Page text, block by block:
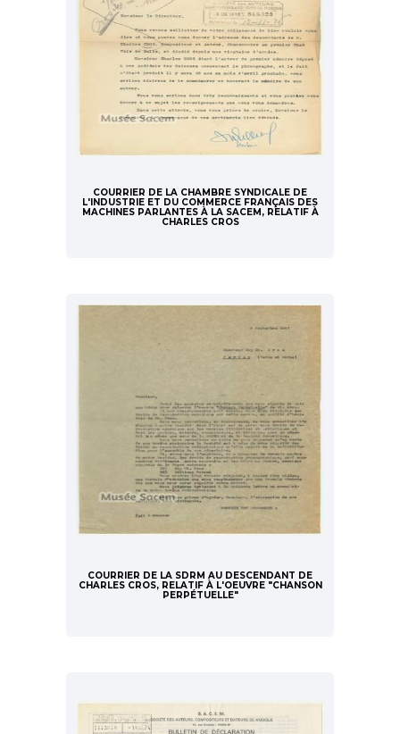
COURRIER DE LA CHAMBRE SYNDICALE DE
L'INDUSTRIE ET DU COMMERCE FRANÇAIS DES
MACHINES PARLANTES À LA SACEM, RELATIF À
CHARLES CROS
COURRIER DE LA SDRM AU DESCENDANT DE
CHARLES CROS, RELATIF À L'OEUVRE "CHANSON
PERPÉTUELLE"